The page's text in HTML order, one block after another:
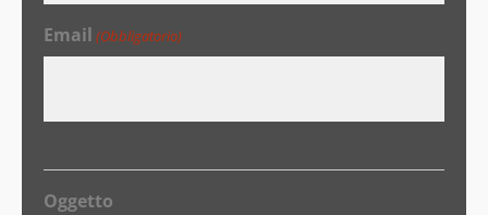
Email (Obbligatorio)
Oggetto